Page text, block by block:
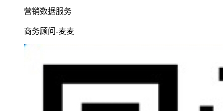
营销数据服务
商务顾问-麦麦